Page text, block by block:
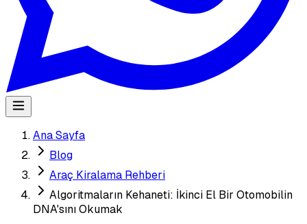
Ana Sayfa
Blog
Araç Kiralama Rehberi
Algoritmaların Kehaneti: İkinci El Bir Otomobilin
DNA'sını Okumak